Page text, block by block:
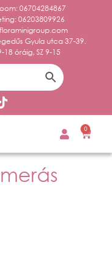
06704284867
06203809926
Gyula utca 37-39.
18 óráig, SZ 9-15
0